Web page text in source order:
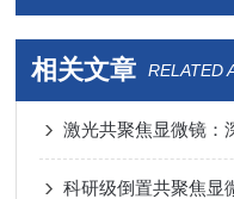
相关文章 RELATED
激光共聚焦显微镜：